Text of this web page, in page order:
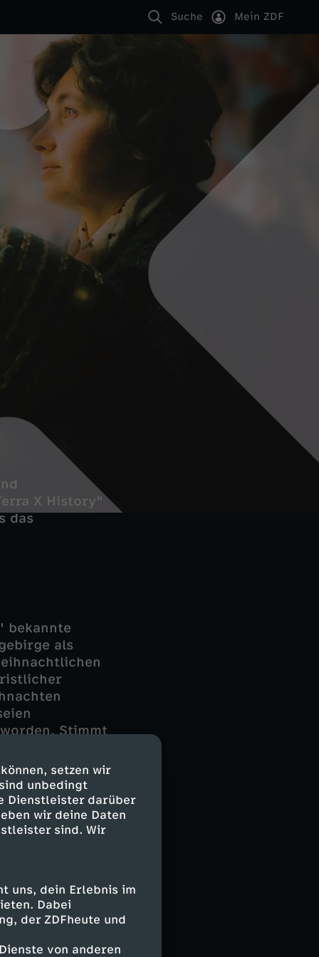
setzen wir
unbedingt
Dienstleister darüber
wir deine Daten
sind. Wir
uns, dein Erlebnis im
Dabei
der ZDFheute und
von anderen
Suche Mein ZDF
X History"
das
bekannte
als
Stimmt
sein
der DDR